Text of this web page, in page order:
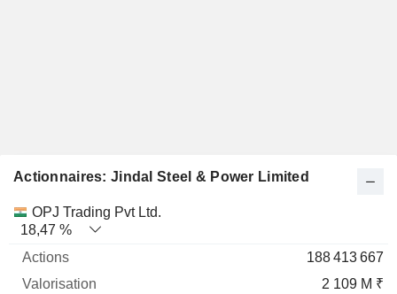
Actionnaires: Jindal Steel & Power Limited
Nom Actions % Valorisation
OPJ Trading Pvt Ltd.
18,47 %
188 413 667
2 109 M ₹